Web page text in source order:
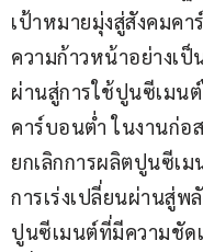
เป้าหมายมุ่งสู่สังคมค
ความก้าวหน้าอย่างเ
ผ่านสู่การใช้ปูนซีเมน
คาร์บอนต่ำ ในงานก่อ
ยกเลิกการผลิตปูนซีเ
การเร่งเปลี่ยนผ่านสู่พ
ปูนซีเมนต์ที่มีความชัด